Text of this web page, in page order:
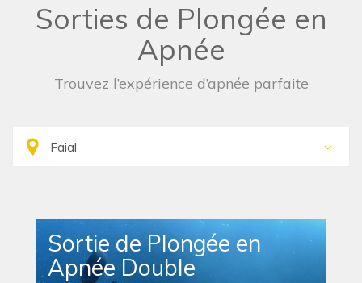
Sorties de Plongée en
Apnée
Trouvez l’expérience d’apnée parfaite
Sortie de Plongée en
Apnée Double